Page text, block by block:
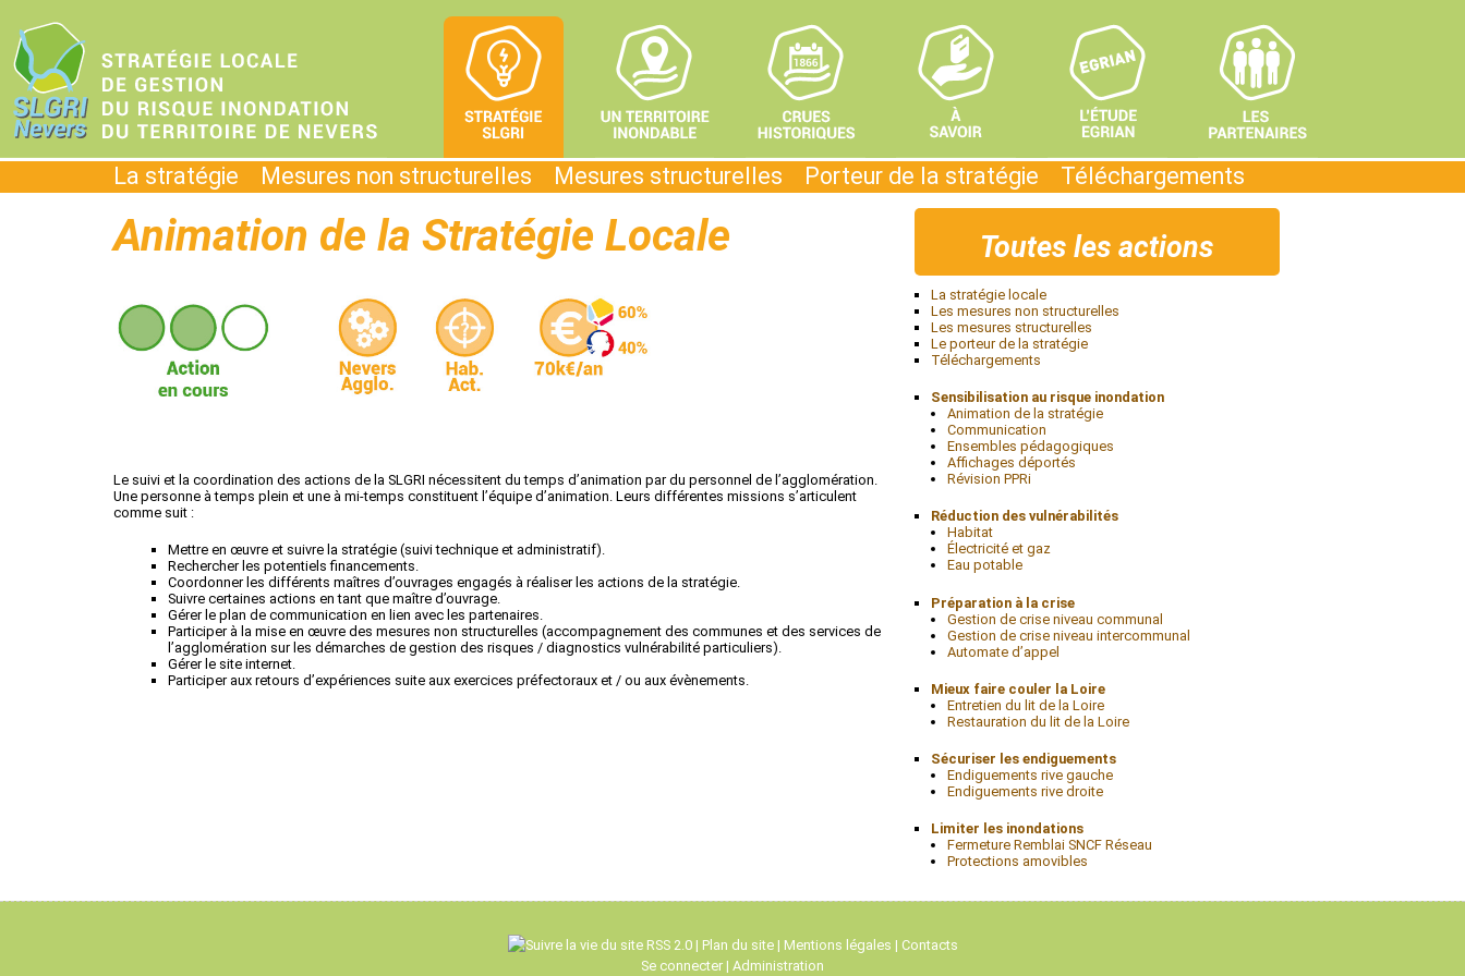
La stratégie Mesures non structurelles Mesures structurelles Porteur de la stratégie Téléchargements
Animation de la Stratégie Locale
Le suivi et la coordination des actions de la SLGRI nécessitent du temps d’animation par du personnel de l’agglomération.
Une personne à temps plein et une à mi-temps constituent l’équipe d’animation. Leurs différentes missions s’articulent
comme suit :
Mettre en œuvre et suivre la stratégie (suivi technique et administratif).
Rechercher les potentiels financements.
Coordonner les différents maîtres d’ouvrages engagés à réaliser les actions de la stratégie.
Suivre certaines actions en tant que maître d’ouvrage.
Gérer le plan de communication en lien avec les partenaires.
Participer à la mise en œuvre des mesures non structurelles (accompagnement des communes et des services de
l’agglomération sur les démarches de gestion des risques / diagnostics vulnérabilité particuliers).
Gérer le site internet.
Participer aux retours d’expériences suite aux exercices préfectoraux et / ou aux évènements.
Toutes les actions
La stratégie locale
Les mesures non structurelles
Les mesures structurelles
Le porteur de la stratégie
Téléchargements
Sensibilisation au risque inondation
Animation de la stratégie
Communication
Ensembles pédagogiques
Affichages déportés
Révision PPRi
Réduction des vulnérabilités
Habitat
Électricité et gaz
Eau potable
Préparation à la crise
Gestion de crise niveau communal
Gestion de crise niveau intercommunal
Automate d’appel
Mieux faire couler la Loire
Entretien du lit de la Loire
Restauration du lit de la Loire
Sécuriser les endiguements
Endiguements rive gauche
Endiguements rive droite
Limiter les inondations
Fermeture Remblai SNCF Réseau
Protections amovibles
RSS 2.0| Plan du site| Mentions légales | Contacts
Se connecter | Administration